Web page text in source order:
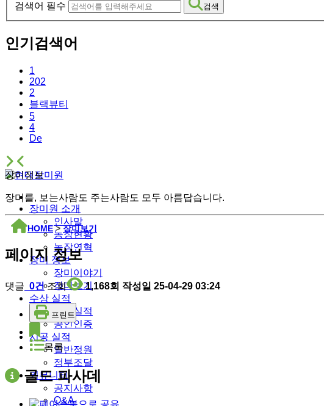
검색어 필수 검색
인기검색어
1
202
2
블랙뷰티
5
4
De
장미원 소개
인사말
농장현황
농장연혁
장미 정보
장미이야기
장미보기
수상 실적
수상실적
공인인증
시공 실적
일반정원
정부조달
커뮤니티
공지사항
Q&A
장미정보
장미를, 보는사람도 주는사람도 모두 아름답습니다.
HOME>장미보기
페이지 정보
댓글 0건 조회 1,168회 작성일 25-04-29 03:24
프린트
목록
골드 파사데